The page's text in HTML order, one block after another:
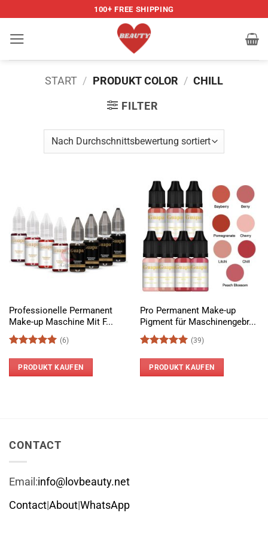
springen
100+ FREE SHIPPING
START / PRODUKT COLOR / CHILL
FILTER
Professionelle Permanent
Make-up Maschine Mit F...
mit5von
(6)
PRODUKT KAUFEN
Pro Permanent Make-up
Pigment für Maschinengebr...
mit4.97
von 5
(39)
PRODUKT KAUFEN
CONTACT
Email:info@lovbeauty.net
Contact|About|WhatsApp